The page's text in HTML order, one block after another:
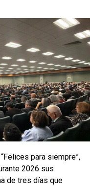
México (UNAM). El
que en unos meses
pues los países
situación de
a vacunas.
para siempre”,
2026 sus
de tres días que